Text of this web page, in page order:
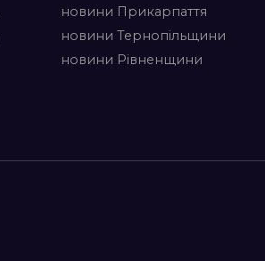
новини Прикарпаття
новини Тернопільщини
новини Рівненщини